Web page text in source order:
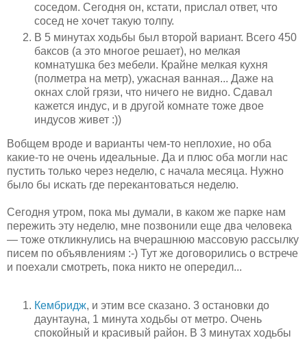
соседом. Сегодня он, кстати, прислал ответ, что
сосед не хочет такую толпу.
В 5 минутах ходьбы был второй вариант. Всего 450
баксов (а это многое решает), но мелкая
комнатушка без мебели. Крайне мелкая кухня
(полметра на метр), ужасная ванная... Даже на
окнах слой грязи, что ничего не видно. Сдавал
кажется индус, и в другой комнате тоже двое
индусов живет :))
Вобщем вроде и варианты чем-то неплохие, но оба
какие-то не очень идеальные. Да и плюс оба могли нас
пустить только через неделю, с начала месяца. Нужно
было бы искать где перекантоваться неделю.
Сегодня утром, пока мы думали, в каком же парке нам
пережить эту неделю, мне позвонили еще два человека
— тоже откликнулись на вчерашнюю массовую рассылку
писем по объявлениям :-) Тут же договорились о встрече
и поехали смотреть, пока никто не опередил...
Кембридж, и этим все сказано. 3 остановки до
даунтауна, 1 минута ходьбы от метро. Очень
спокойный и красивый район. В 3 минутах ходьбы